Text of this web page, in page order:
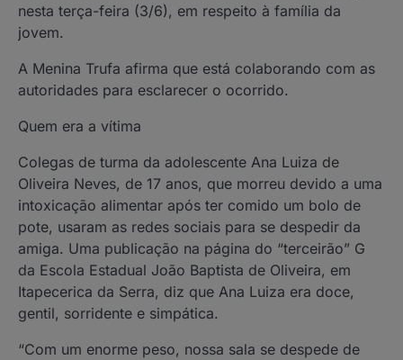
nesta terça-feira (3/6), em respeito à família da
jovem.
A Menina Trufa afirma que está colaborando com as
autoridades para esclarecer o ocorrido.
Quem era a vítima
Colegas de turma da adolescente Ana Luiza de
Oliveira Neves, de 17 anos, que morreu devido a uma
intoxicação alimentar após ter comido um bolo de
pote, usaram as redes sociais para se despedir da
amiga. Uma publicação na página do “terceirão” G
da Escola Estadual João Baptista de Oliveira, em
Itapecerica da Serra, diz que Ana Luiza era doce,
gentil, sorridente e simpática.
“Com um enorme peso, nossa sala se despede de